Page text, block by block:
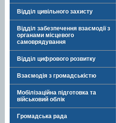
Відділ цивільного захисту
Відділ забезпечення взаємодії з
органами місцевого
самоврядування
Відділ цифрового розвитку
Взаємодія з громадськістю
Мобілізаційна підготовка та
військовий облік
Громадська рада